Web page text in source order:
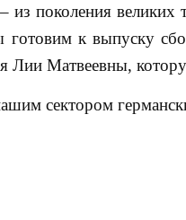
из поколения
к выпуску
Лии Матвеевны,
сектором